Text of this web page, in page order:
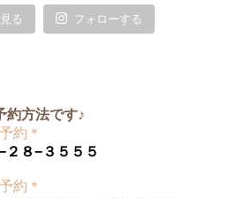
る フォローする
約方法です♪
約＊
８−３５５５
約＊